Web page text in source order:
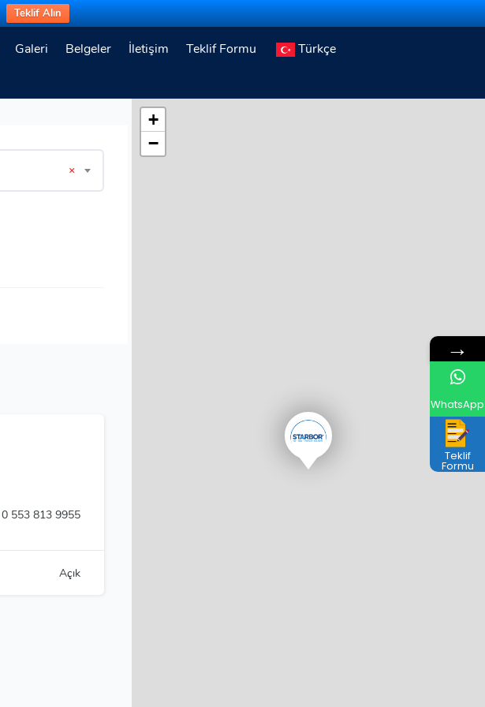
Teklif Alın
Galeri Belgeler İletişim Teklif Formu Türkçe
×
0 553 813 9955
Açık
+
−
→
WhatsApp
Teklif
Formu